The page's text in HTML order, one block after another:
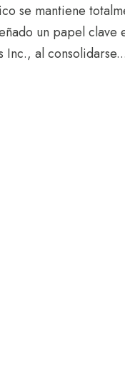
se mantiene
un papel
al consolidarse...